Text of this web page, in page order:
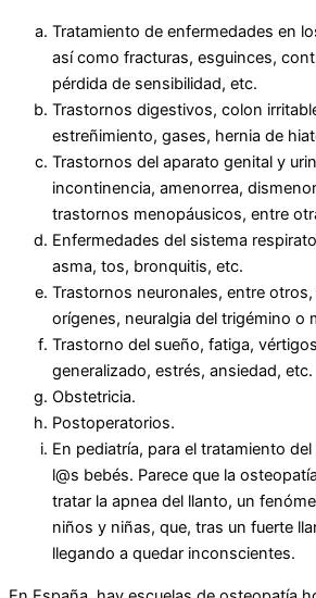
Tratamiento de enfermedades en
así como fracturas, esguinces,
pérdida de sensibilidad, etc.
Trastornos digestivos, colon
estreñimiento, gases, hernia de
Trastornos del aparato genital y
incontinencia, amenorrea,
trastornos menopáusicos, entre
Enfermedades del sistema
asma, tos, bronquitis, etc.
Trastornos neuronales, entre
orígenes, neuralgia del trigémino o
Trastorno del sueño, fatiga,
generalizado, estrés, ansiedad, etc.
Obstetricia.
Postoperatorios.
En pediatría, para el tratamiento
l@s bebés. Parece que la
tratar la apnea del llanto, un
niños y niñas, que, tras un fuerte
llegando a quedar inconscientes.